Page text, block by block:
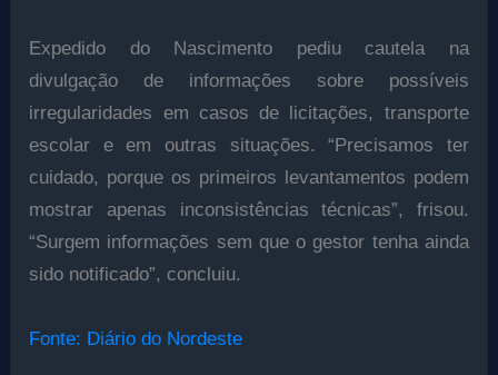
Expedido do Nascimento pediu cautela na
divulgação de informações sobre possíveis
irregularidades em casos de licitações, transporte
escolar e em outras situações. “Precisamos ter
cuidado, porque os primeiros levantamentos podem
mostrar apenas inconsistências técnicas”, frisou.
“Surgem informações sem que o gestor tenha ainda
sido notificado”, concluiu.
Fonte: Diário do Nordeste